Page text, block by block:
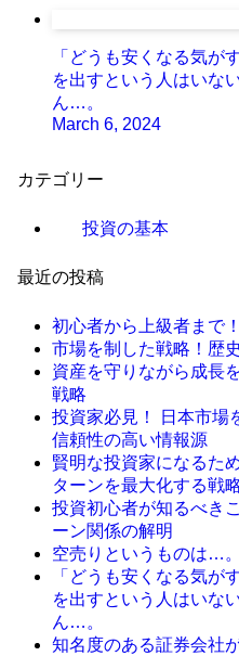
「どうも安くなる気が
を出すという人はいな
ん…。
March 6, 2024
カテゴリー
投資の基本
最近の投稿
初心者から上級者まで
市場を制した戦略！歴
資産を守りながら成長
戦略
投資家必見！ 日本市場
信頼性の高い情報源
賢明な投資家になるた
ターンを最大化する戦
投資初心者が知るべき
ーン関係の解明
空売りというものは…。
「どうも安くなる気が
を出すという人はいな
ん…。
知名度のある証券会社